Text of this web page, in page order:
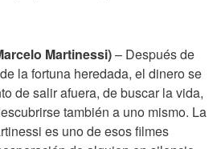
Martinessi)– Después de
la fortuna heredada, el dinero se
de salir afuera, de buscar la vida,
también a uno mismo. La
es uno de esos filmes